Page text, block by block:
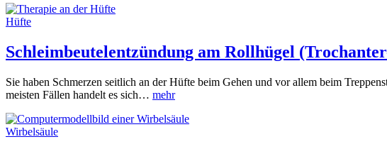
Hüfte
Schleimbeutelentzündung am Rollhügel
Sie haben Schmerzen seitlich an der Hüfte beim Gehen und vor allem beim
meisten Fällen handelt es sich… mehr
Wirbelsäule